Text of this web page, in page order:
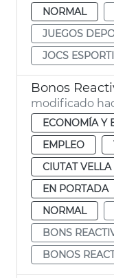
NORMAL
JUEGOS
JOCS
Bonos
modificado
ECONOMÍA Y
EMPLEO
CIUTAT VELLA
EN PORTADA
NORMAL
BONS
BONOS